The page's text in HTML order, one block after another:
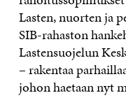
Lasten, nuorten ja
SIB-rahaston
Lastensuojelun
– rakentaa
johon haetaan nyt